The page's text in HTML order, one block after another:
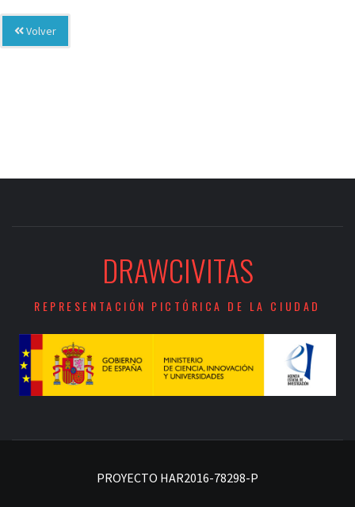
Volver
DRAWCIVITAS
REPRESENTACIÓN PICTÓRICA DE LA CIUDAD
PROYECTO HAR2016-78298-P